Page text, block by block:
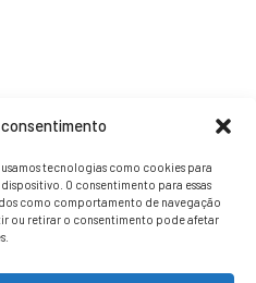
tecnologias como cookies para
O consentimento para essas
como comportamento de navegação
ou retirar o consentimento pode afetar